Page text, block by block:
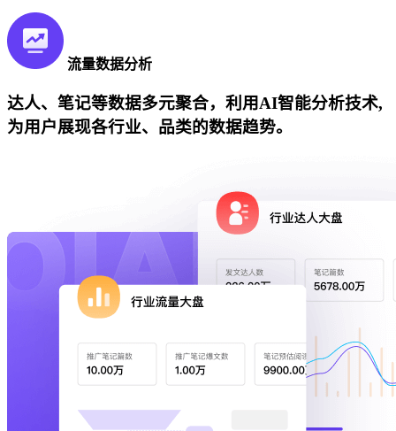
流量数据分析
达人、笔记等数据多元聚合，利用AI智能分析技术,
为用户展现各行业、品类的数据趋势。